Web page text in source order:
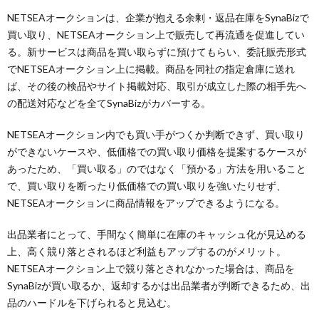
NETSEAオークションは、企業が抱える余剰・返品在庫をSynaBizで
買い取り、NETSEAオークション上で販売して再流通を促進してい
る。新サービスは商品を買い取らずに預けてもらい、委託販売形式
でNETSEAオークション上に掲載。商品を同社の指定倉庫に送れ
ば、その後の検品やサイト掲載対応、取引が成立した際の相手先へ
の配送対応などを全てSynaBizがカバーする。
NETSEAオークション内でも買い手がつくか判断できず、買い取り
ができないケースや、低価格での買い取り価格を提案するケースが
あったため、「買い取る」のではなく「預かる」方法を用いること
で、買い取りを断ったり低価格での買い取りを強いたりせず、
NETSEAオークションに商品情報をアップできるようになる。
出品業者にとって、手間なく簡単に在庫のキャッシュ化が見込める
上、高く競り落とされるほど利益もアップするのがメリット。
NETSEAオークション上で競り落とされなかった場合は、商品を
SynaBizが買い取るか、返却するかは出品業者が判断できるため、出
品のハードルを下げられると見込む。